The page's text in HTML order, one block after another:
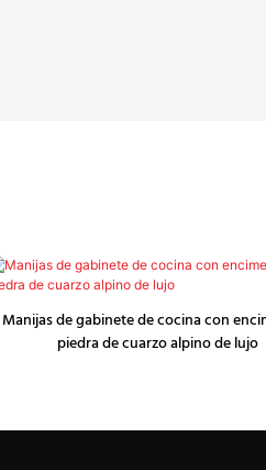
Manijas de gabinete de cocina con
piedra de cuarzo alpino de lujo